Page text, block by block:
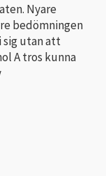
Nyare
bedömningen
sig utan att
A tros kunna